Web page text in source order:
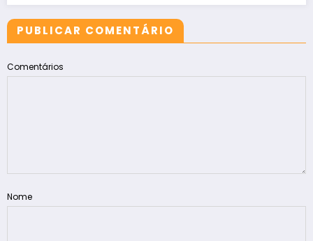
PUBLICAR COMENTÁRIO
Comentários
Nome